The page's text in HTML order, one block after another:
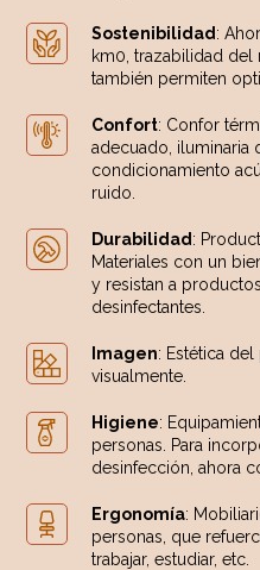
Sostenibilidad:
km0, trazabilidad
también permiten
Confort: Confor
adecuado, iluminaria
condicionamiento
ruido.
Durabilidad:
Materiales con un
y resistan a
desinfectantes.
Imagen: Estética
visualmente.
Higiene:
personas. Para
desinfección, ahora
Ergonomía:
personas, que
trabajar, estudiar, etc.